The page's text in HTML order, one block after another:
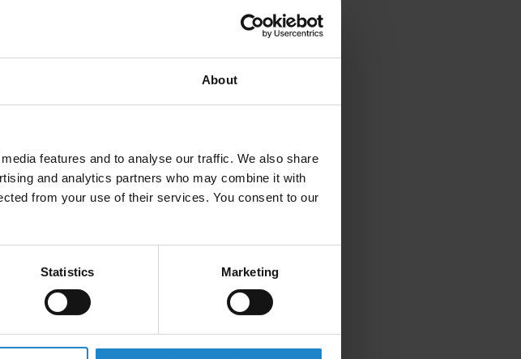
About
features and to analyse our traffic. We also share
and analytics partners who may combine it with
from your use of their services. You consent to our
Statistics Marketing
le materie prime e i componenti alle
una fornitura costante e
l'inventario spostando i prodotti finiti
le necessità.
i materiali di scarto, mantenendo l'area